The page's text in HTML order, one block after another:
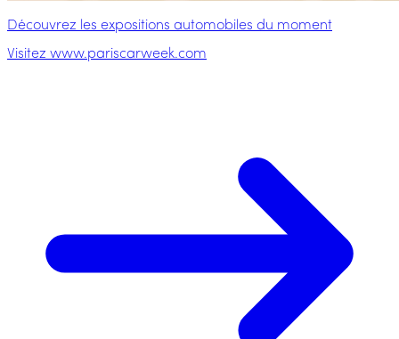
Découvrez les expositions automobiles du moment
Visitez www.pariscarweek.com